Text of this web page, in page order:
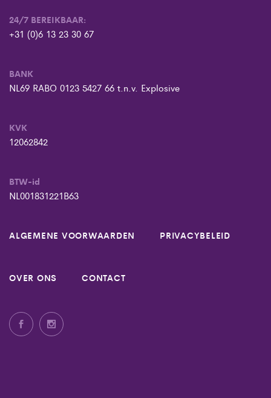
24/7 BEREIKBAAR:
+31 (0)6 13 23 30 67
BANK
NL69 RABO 0123 5427 66 t.n.v. Explosive
KVK
12062842
BTW-id
NL001831221B63
ALGEMENE VOORWAARDEN PRIVACYBELEID
OVER ONS CONTACT